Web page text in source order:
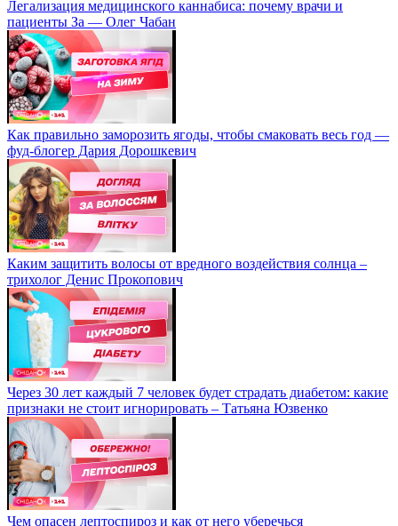
Легализация медицинского каннабиса: почему врачи и
пациенты За — Олег Чабан
Как правильно заморозить ягоды, чтобы смаковать весь год —
фуд-блогер Дария Дорошкевич
Каким защитить волосы от вредного воздействия солнца –
трихолог Денис Прокопович
Через 30 лет каждый 7 человек будет страдать диабетом: какие
признаки не стоит игнорировать – Татьяна Юзвенко
Чем опасен лептоспироз и как от него уберечься